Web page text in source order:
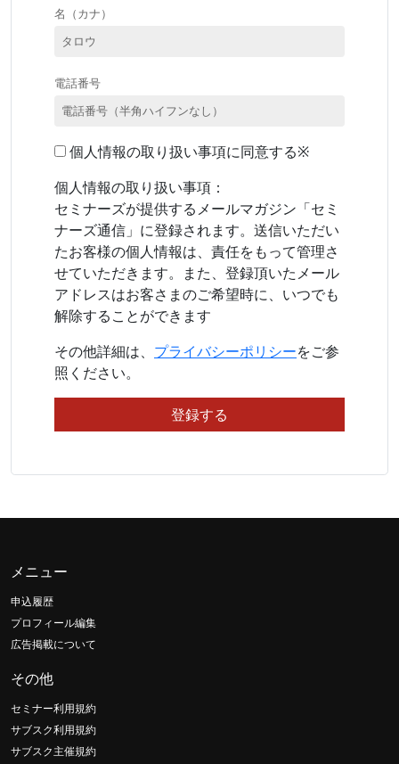
名（カナ）
電話番号
個人情報の取り扱い事項に同意する※
個人情報の取り扱い事項：
セミナーズが提供するメールマガジン「セミ
ナーズ通信」に登録されます。送信いただい
たお客様の個人情報は、責任をもって管理さ
せていただきます。また、登録頂いたメール
アドレスはお客さまのご希望時に、いつでも
解除することができます
その他詳細は、 プライバシーポリシーをご参
照ください。
メニュー
申込履歴
プロフィール編集
広告掲載について
その他
セミナー利用規約
サブスク利用規約
サブスク主催規約